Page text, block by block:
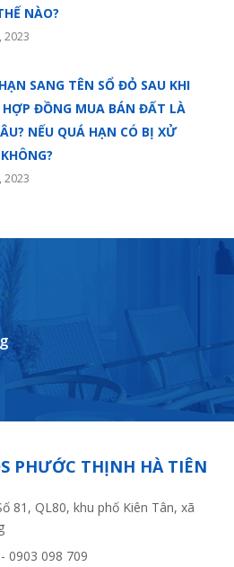
NÀO?
2023
SANG TÊN SỔ ĐỎ SAU KHI
HỢP ĐỒNG MUA BÁN ĐẤT LÀ
NẾU QUÁ HẠN CÓ BỊ XỬ
2023
PHƯỚC THỊNH HÀ TIÊN
81, QL80, khu phố Kiên Tân, xã
0903 098 709